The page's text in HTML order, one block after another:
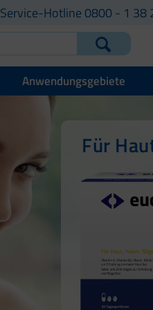
Service-Hotline 0800 - 1 38
Anwendungsgebiete
Für
Für
Für